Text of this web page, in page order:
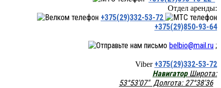
Отдел аренды:
+375(29)332-53-72
+375(29)850-93-64
belbio@mail.ru ;
Viber +375(29)332-53-72
НавигаторШирота:
53°53'07" Долгота: 27°38'36